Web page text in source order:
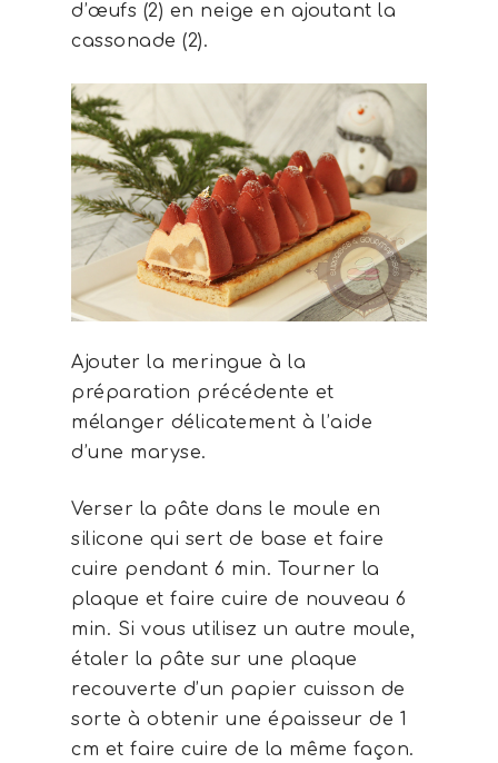
d’œufs (2) en neige en ajoutant la
cassonade (2).
Ajouter la meringue à la
préparation précédente et
mélanger délicatement à l’aide
d’une maryse.
Verser la pâte dans le moule en
silicone qui sert de base et faire
cuire pendant 6 min. Tourner la
plaque et faire cuire de nouveau 6
min. Si vous utilisez un autre moule,
étaler la pâte sur une plaque
recouverte d’un papier cuisson de
sorte à obtenir une épaisseur de 1
cm et faire cuire de la même façon.
Recettes
J'ai testé...